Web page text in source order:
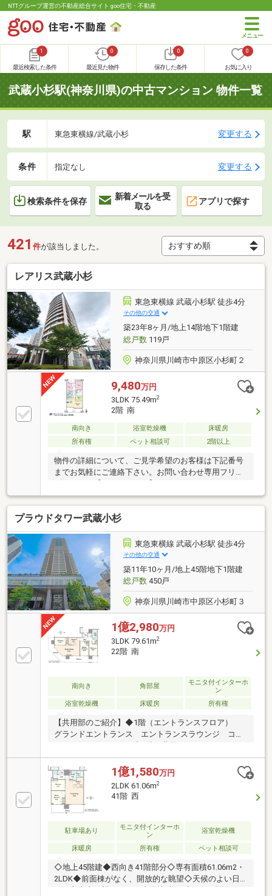
NTTグループ運営の不動産総合サイト goo住宅・不動産
1
最近検索した条件
0
最近見た物件
0
保存した条件
0
お気に入り
武蔵小杉駅(神奈川県)の中古マンション 物件一覧
駅 東急東横線/武蔵小杉 変更する
条件 指定なし 変更する
検索条件を保存
新着メールを受
取る
アプリで探す
421 件が該当しました。
レアリス武蔵小杉
東急東横線 武蔵小杉駅 徒歩4分
その他の交通
築23年8ヶ月/地上14階地下1階建
総戸数119戸
神奈川県川崎市中原区小杉町２
9,480万円
3LDK 75.49m2
2階 南
南向き 浴室乾燥機
床暖房
所有権
ペット相談可 2階以上
物件の詳細について、ご見学希望のお客様は下記番号
までお気軽にご連絡下さい。お問い合わせ専用フリー
ダイヤル 【0120-104-633】
プラウドタワー武蔵小杉
東急東横線 武蔵小杉駅 徒歩4分
その他の交通
築11年10ヶ月/地上45階地下1階建
総戸数450戸
神奈川県川崎市中原区小杉町３
1億2,980万円
3LDK 79.61m2
22階 南
南向き 角部屋
モニタ付インターホ
ン
浴室乾燥機
床暖房 所有権
【共用部のご紹介】◆1階（エントランスフロア）
グランドエントランス エントランスラウンジ コン
シェルジュカウンター◆2階（共用フロア） コミュ
ニティラウンジ ライブラリーラウンジ スタディル
ーム フィットネススタジオ キッズルーム リラク
ゼーションラウンジ◆44階（スカイフロア） スカイ
ビューキッチン ゲストルーム（洋室・和室）◆その
他共用設備 内廊下設計 各階ゴミステーション 食
配ステーション トランクルーム レンタサイクル
EV充電設備
1億1,580万円
2LDK 61.06m2
41階 西
駐車場あり
モニタ付インターホ
ン
浴室乾燥機
床暖房 所有権 ペット相談可
◇地上45階建◆西向き41階部分◇専有面積61.06m2・
2LDK◆前面棟がなく、開放的な眺望◇天候のよい日
には富士山を望みます。◆分譲時オプション多数